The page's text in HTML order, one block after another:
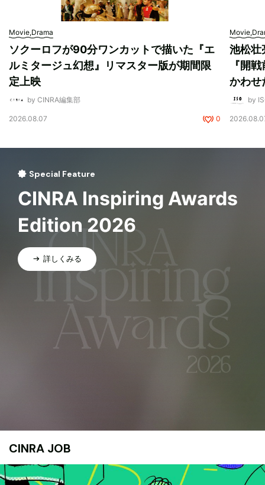
Movie,Drama
ソクーロフが90分ワンカットで描いた『エ
ルミタージュ幻想』リマスター版が期間限
定上映
by CINRA編集部
2026.08.07 0
池松壮
『開
かわせ
by
Special Feature
CINRA Inspiring Awards
Edition 2026
詳しくみる
CINRA JOB